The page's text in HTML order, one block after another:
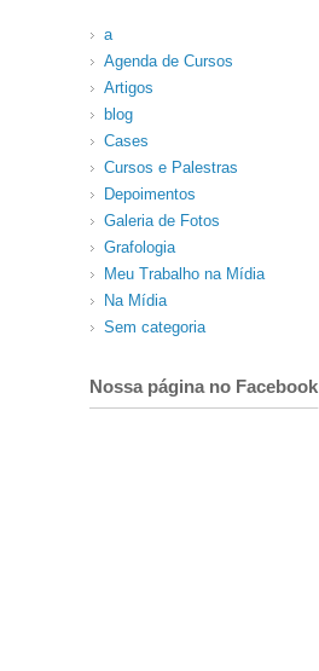
a
Agenda de Cursos
Artigos
blog
Cases
Cursos e Palestras
Depoimentos
Galeria de Fotos
Grafologia
Meu Trabalho na Mídia
Na Mídia
Sem categoria
Nossa página no Facebook